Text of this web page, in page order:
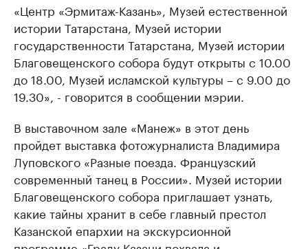
«Центр «Эрмитаж-Казань», Музей естественной
истории Татарстана, Музей истории
государственности Татарстана, Музей истории
Благовещенского собора будут открыты с 10.00
до 18.00, Музей исламской культуры – с 9.00 до
19.30», - говорится в сообщении мэрии.
В выставочном зале «Манеж» в этот день
пройдет выставка фотожурналиста Владимира
Луповского «Разные поезда. Французский
современный танец в России». Музей истории
Благовещенского собора приглашает узнать,
какие тайны хранит в себе главный престол
Казанской епархии на экскурсионной